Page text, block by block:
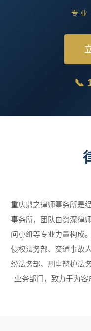
专
📞
重庆鼎之律师事务所是
事务所，团队由资深律
问小组等专业力量构成
侵权法务部、交通事故
纷法务部、刑事辩护法
业务部门，致力于为客